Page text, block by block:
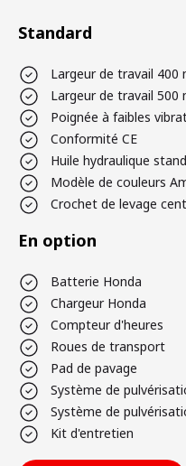
Standard
Largeur de travail 400
Largeur de travail 500
Poignée à faibles
Conformité CE
Huile hydraulique
Modèle de couleurs
Crochet de levage
En option
Batterie Honda
Chargeur Honda
Compteur d'heures
Roues de transport
Pad de pavage
Système de
Système de
Kit d'entretien